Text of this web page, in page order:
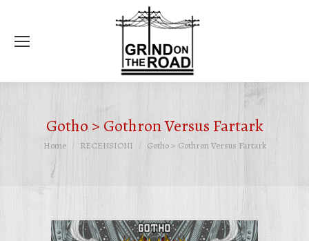
Gotho > Gothron Versus Fartark
Tu sei qui:
Home RECENSIONI Gotho > Gothron Versus Fartark